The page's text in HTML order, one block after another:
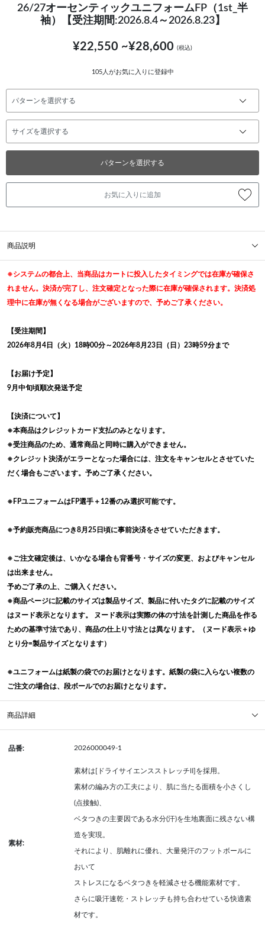
26/27オーセンティックユニフォームFP（1st_半
袖）【受注期間:2026.8.4～2026.8.23】
¥22,550 ~¥28,600 (税込)
105人がお気に入りに登録中
パターンを選択する
お気に入りに追加
商品説明
※システムの都合上、当商品はカートに投入したタイミングでは在庫が確保さ
れません。決済が完了し、注文確定となった際に在庫が確保されます。決済処
理中に在庫が無くなる場合がございますので、予めご了承ください。
【受注期間】
2026年8月4日（火）18時00分～2026年8月23日（日）23時59分まで
【お届け予定】
9月中旬頃順次発送予定
【決済について】
※本商品はクレジットカード支払のみとなります。
※受注商品のため、通常商品と同時に購入ができません。
※クレジット決済がエラーとなった場合には、注文をキャンセルとさせていた
だく場合もございます。予めご了承ください。
※FPユニフォームはFP選手＋12番のみ選択可能です。
※予約販売商品につき8月25日頃に事前決済をさせていただきます。
※ご注文確定後は、いかなる場合も背番号・サイズの変更、およびキャンセル
は出来ません。
予めご了承の上、ご購入ください。
※商品ページに記載のサイズは製品サイズ、製品に付いたタグに記載のサイズ
はヌード表示となります。 ヌード表示は実際の体の寸法を計測した商品を作る
ための基準寸法であり、商品の仕上り寸法とは異なります。（ヌード表示＋ゆ
とり分=製品サイズとなります）
※ユニフォームは紙製の袋でのお届けとなります。紙製の袋に入らない複数の
ご注文の場合は、段ボールでのお届けとなります。
商品詳細
品番: 2026000049-1
素材:
素材は[ドライサイエンスストレッチⅡ]を採用。
素材の編み方の工夫により、肌に当たる面積を小さくし
(点接触)、
ベタつきの主要因である水分(汗)を生地裏面に残さない構
造を実現。
それにより、肌離れに優れ、大量発汗のフットボールに
おいて
ストレスになるベタつきを軽減させる機能素材です。
さらに吸汗速乾・ストレッチも持ち合わせている快適素
材です。